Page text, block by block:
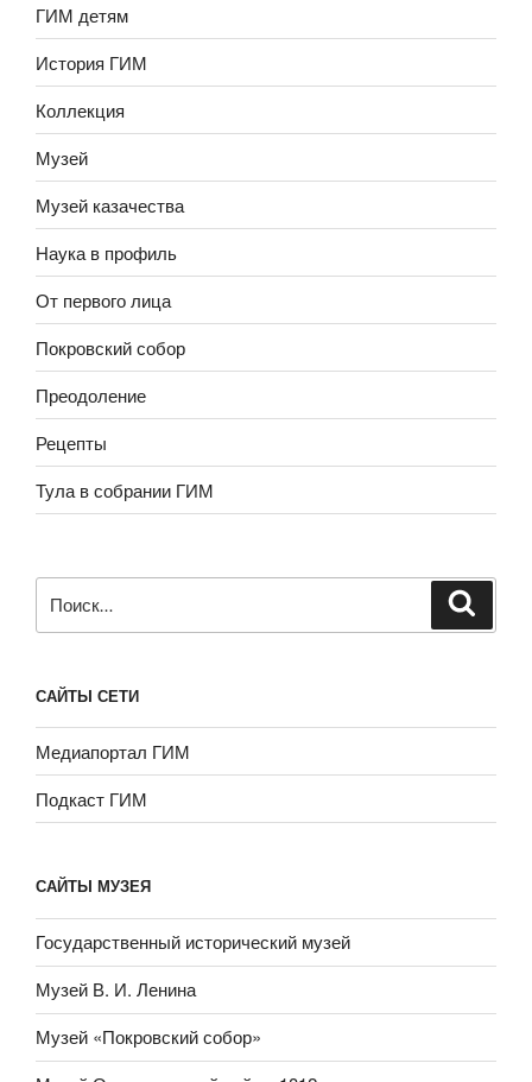
ГИМ детям
История ГИМ
Коллекция
Музей
Музей казачества
Наука в профиль
От первого лица
Покровский собор
Преодоление
Рецепты
Тула в собрании ГИМ
САЙТЫ СЕТИ
Медиапортал ГИМ
Подкаст ГИМ
САЙТЫ МУЗЕЯ
Государственный исторический музей
Музей В. И. Ленина
Музей «Покровский собор»